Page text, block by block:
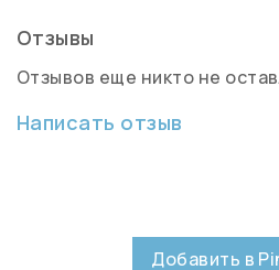
Отзывы
Отзывов еще никто не
Написать отзыв
Добавить в